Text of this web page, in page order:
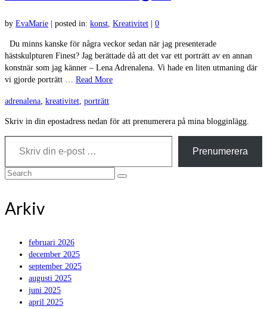
by EvaMarie posted in: konst, Kreativitet 0
Du minns kanske för några veckor sedan när jag presenterade
hästskulpturen Finest? Jag berättade då att det var ett porträtt av en annan
konstnär som jag känner – Lena Adrenalena. Vi hade en liten utmaning där
vi gjorde porträtt … Read More
adrenalena, kreativitet, porträtt
Skriv in din epostadress nedan för att prenumerera på mina blogginlägg.
Skriv din e-post …
Prenumerera
Search
Arkiv
februari 2026
december 2025
september 2025
augusti 2025
juni 2025
april 2025